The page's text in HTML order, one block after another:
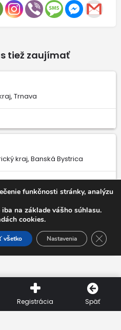
tiež zaujímať
Trnava
kraj, Banská Bystrica
Nitra
Registrácia Späť
funkčnosti stránky, analýzu
na základe vášho súhlasu.
cookies.
všetko Nastavenia Close